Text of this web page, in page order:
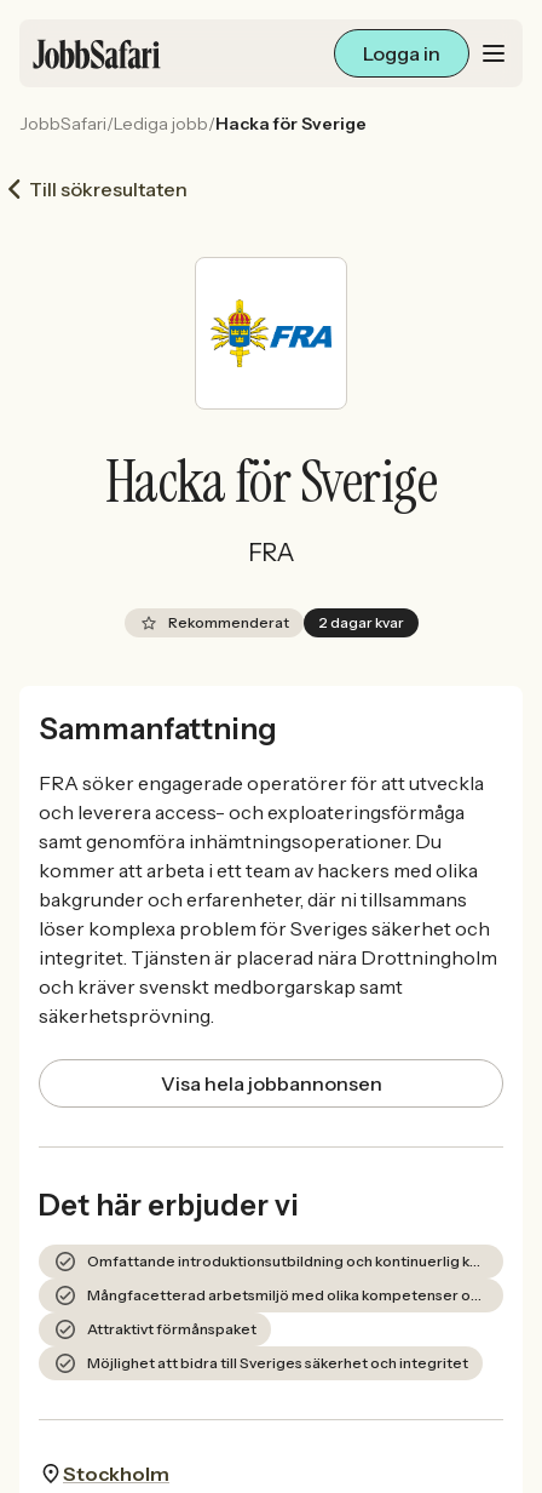
Logga in
Arbetsliv och karriär
För arbetsgivare
Sök med AI
Ny här? Skapa konto
JobbSafari/Lediga jobb/Hacka för Sverige
Till sökresultaten
Hacka för Sverige
FRA
Rekommenderat 2 dagar kvar
Sammanfattning
FRA söker engagerade operatörer för att utveckla
och leverera access- och exploateringsförmåga
samt genomföra inhämtningsoperationer. Du
kommer att arbeta i ett team av hackers med olika
bakgrunder och erfarenheter, där ni tillsammans
löser komplexa problem för Sveriges säkerhet och
integritet. Tjänsten är placerad nära Drottningholm
och kräver svenskt medborgarskap samt
säkerhetsprövning.
Visa hela jobbannonsen
Det här erbjuder vi
Omfattande introduktionsutbildning och kontinuerlig kompetensutveckling
Mångfacetterad arbetsmiljö med olika kompetenser och personligheter
Attraktivt förmånspaket
Möjlighet att bidra till Sveriges säkerhet och integritet
Stockholm